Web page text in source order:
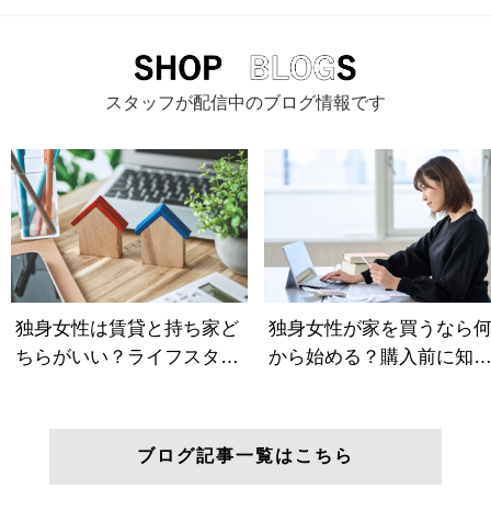
スタッフが配信中のブログ情報です
ブログ記事一覧はこちら